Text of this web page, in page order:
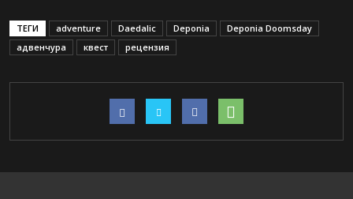
ТЕГИ adventure Daedalic Deponia
Deponia Doomsday
адвенчура
квест рецензия